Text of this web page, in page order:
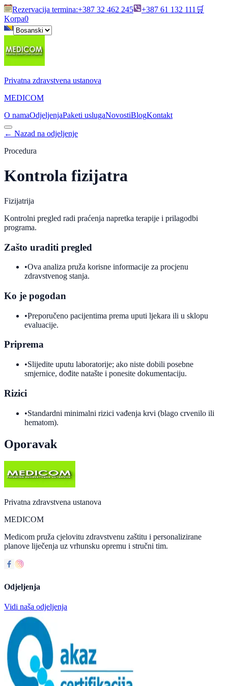
Rezervacija termina:+387 32 462 245 +387 61 132 111 🛒
Korpa0
Privatna zdravstvena ustanova
MEDICOM
O namaOdjeljenjaPaketi uslugaNovostiBlogKontakt
← Nazad na odjeljenje
Procedura
Kontrola fizijatra
Fizijatrija
Kontrolni pregled radi praćenja napretka terapije i prilagodbi
programa.
Zašto uraditi pregled
•Ova analiza pruža korisne informacije za procjenu
zdravstvenog stanja.
Ko je pogodan
•Preporučeno pacijentima prema uputi ljekara ili u sklopu
evaluacije.
Priprema
•Slijedite uputu laboratorije; ako niste dobili posebne
smjernice, dođite natašte i ponesite dokumentaciju.
Rizici
•Standardni minimalni rizici vađenja krvi (blago crvenilo ili
hematom).
Oporavak
Privatna zdravstvena ustanova
MEDICOM
Medicom pruža cjelovitu zdravstvenu zaštitu i personalizirane
planove liječenja uz vrhunsku opremu i stručni tim.
Odjeljenja
Vidi naša odjeljenja